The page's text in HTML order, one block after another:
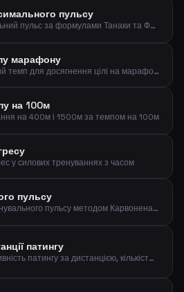
пульсу
Розрахуйте максимальний пульс за формулами Танаки та Фокса на основі вашого віку
марафону
Розрахуйте необхідний темп для досягнення цілі на марафоні (42,195 км)
на 100м
на 400м і 1500м за темпом на 100м
у силових тренуваннях з часом
пульсу
Розрахуйте 5 зон тренувального пульсу методом Карвонена на основі віку та пульсу у спокої
патингу
Проаналізуйте ефективність патингу за дистанцією, кількістю та влучаннями